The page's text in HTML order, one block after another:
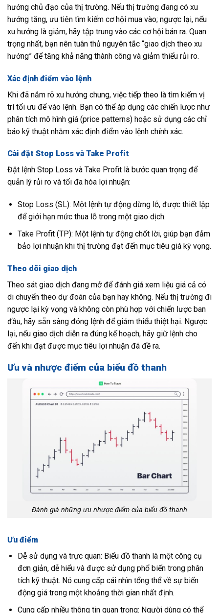
hướng chủ đạo của thị trường. Nếu thị trường đang có xu
hướng tăng, ưu tiên tìm kiếm cơ hội mua vào; ngược lại, nếu
xu hướng là giảm, hãy tập trung vào các cơ hội bán ra. Quan
trọng nhất, bạn nên tuân thủ nguyên tắc “giao dịch theo xu
hướng” để tăng khả năng thành công và giảm thiểu rủi ro.
Xác định điểm vào lệnh
Khi đã nắm rõ xu hướng chung, việc tiếp theo là tìm kiếm vị
trí tối ưu để vào lệnh. Bạn có thể áp dụng các chiến lược như
phân tích mô hình giá (price patterns) hoặc sử dụng các chỉ
báo kỹ thuật nhằm xác định điểm vào lệnh chính xác.
Cài đặt Stop Loss và Take Profit
Đặt lệnh Stop Loss và Take Profit là bước quan trọng để
quản lý rủi ro và tối đa hóa lợi nhuận:
Stop Loss (SL): Một lệnh tự động dừng lỗ, được thiết lập
để giới hạn mức thua lỗ trong một giao dịch.
Take Profit (TP): Một lệnh tự động chốt lời, giúp bạn đảm
bảo lợi nhuận khi thị trường đạt đến mục tiêu giá kỳ vọng.
Theo dõi giao dịch
Theo sát giao dịch đang mở để đánh giá xem liệu giá cả có
di chuyển theo dự đoán của bạn hay không. Nếu thị trường đi
ngược lại kỳ vọng và không còn phù hợp với chiến lược ban
đầu, hãy sẵn sàng đóng lệnh để giảm thiểu thiệt hại. Ngược
lại, nếu giao dịch diễn ra đúng kế hoạch, hãy giữ lệnh cho
đến khi đạt được mục tiêu lợi nhuận đã đề ra.
Ưu và nhược điểm của biểu đồ thanh
Đánh giá những ưu nhược điểm của biểu đồ thanh
Ưu điểm
Dễ sử dụng và trực quan: Biểu đồ thanh là một công cụ
đơn giản, dễ hiểu và được sử dụng phổ biến trong phân
tích kỹ thuật. Nó cung cấp cái nhìn tổng thể về sự biến
động giá trong một khoảng thời gian nhất định.
Cung cấp nhiều thông tin quan trọng: Người dùng có thể